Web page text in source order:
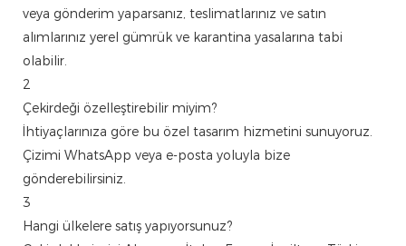
veya gönderim yaparsanız, teslimatlarınız ve satın
alımlarınız yerel gümrük ve karantina yasalarına tabi
olabilir.
2
Çekirdeği özelleştirebilir miyim?
İhtiyaçlarınıza göre bu özel tasarım hizmetini sunuyoruz.
Çizimi WhatsApp veya e-posta yoluyla bize
gönderebilirsiniz.
3
Hangi ülkelere satış yapıyorsunuz?